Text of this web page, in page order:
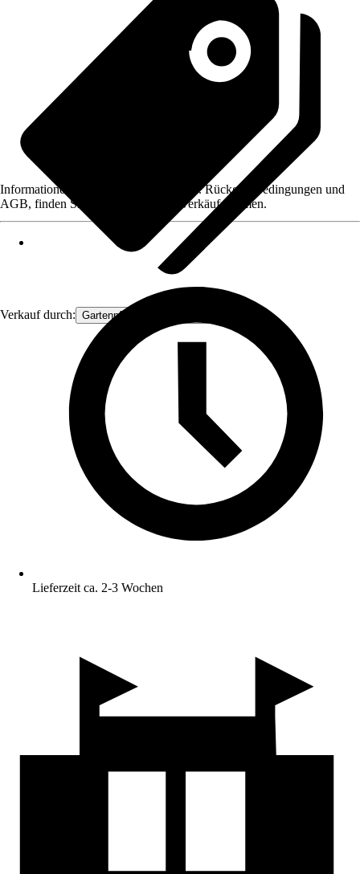
Verkauf durch: Gartenpflanzen Ammerland
Informationen des Verkäufers, wie z. B. Rückgabebedingungen und
AGB, finden Sie bei Klick auf den Verkäufernamen.
Lieferzeit ca. 2-3 Wochen